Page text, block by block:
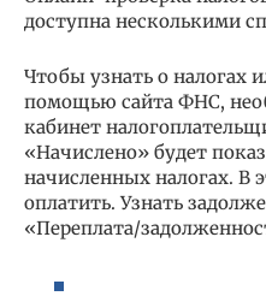
доступна несколькими
Чтобы узнать о налогах
помощью сайта ФНС,
кабинет
«Начислено» будет
начисленных налогах. В
оплатить. Узнать
«Переплата/